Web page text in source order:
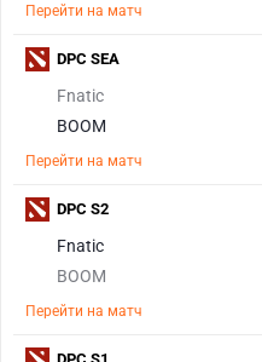
Перейти на матч
Fnatic
BOOM
Перейти на матч
DPC SEA
Fnatic
BOOM
Перейти на матч
DPC S2